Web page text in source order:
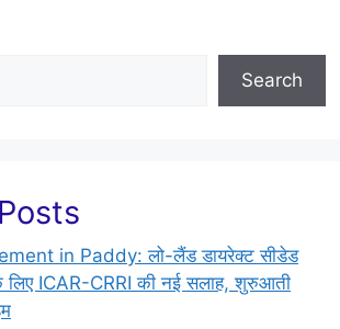
Search
in Paddy: लो-लैंड डायरेक्ट सीडेड
लिए ICAR-CRRI की नई सलाह, शुरुआती